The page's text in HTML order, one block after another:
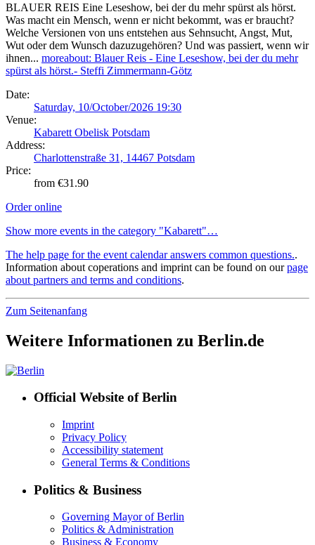
BLAUER REIS Eine Leseshow, bei der du mehr spürst als hörst.
Was macht ein Mensch, wenn er nicht bekommt, was er braucht?
Welche Versionen von uns entstehen aus Sehnsucht, Angst, Mut,
Wut oder dem Wunsch dazuzugehören? Und was passiert, wenn wir
ihnen... moreabout: Blauer Reis - Eine Leseshow, bei der du mehr
spürst als hörst.- Steffi Zimmermann-Götz
Date:
Saturday, 10/October/2026 19:30
Venue:
Kabarett Obelisk Potsdam
Address:
Charlottenstraße 31, 14467 Potsdam
Price:
from €31.90
Order online
Show more events in the category "Kabarett"…
The help page for the event calendar answers common questions..
Information about coperations and imprint can be found on ourpage
about partners and terms and conditions.
Zum Seitenanfang
Weitere Informationen zu Berlin.de
Official Website of Berlin
Imprint
Privacy Policy
Accessibility statement
General Terms & Conditions
Politics & Business
Governing Mayor of Berlin
Politics & Administration
Business & Economy